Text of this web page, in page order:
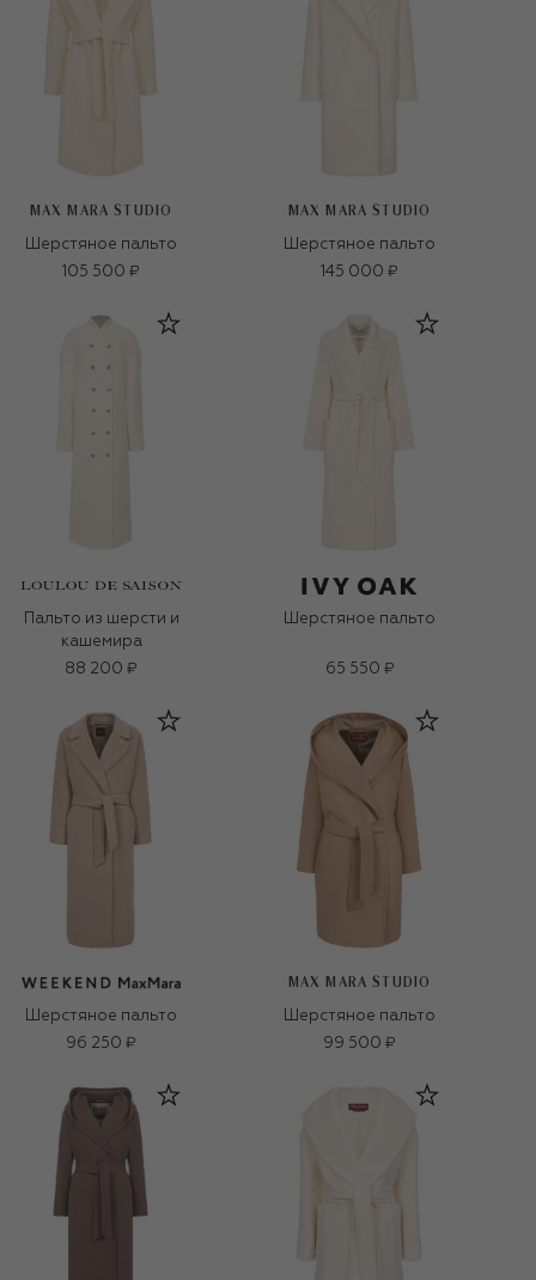
MAX MARA STUDIO
Шерстяное пальто
105 500 ₽
MAX MARA STUDIO
Шерстяное пальто
145 000 ₽
Пальто из шерсти и
кашемира
88 200 ₽
Шерстяное пальто
65 550 ₽
Шерстяное пальто
96 250 ₽
MAX MARA STUDIO
Шерстяное пальто
99 500 ₽